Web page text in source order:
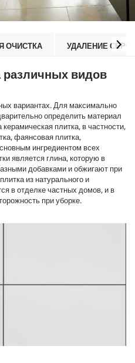
ОЧИСТКА УДАЛЕНИЕ
различных видов
вариантах. Для максимально
определить материал
плитка, в частности,
фаянсовая плитка,
ингредиентом всех
является глина, которую в
добавками и обжигают при
из натурального и
в отделке частных домов, и в
при уборке.